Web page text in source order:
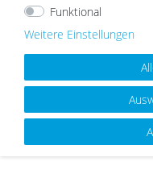
Bilderrahmen Weiß Breit |
Funktional
Weitere Einstellungen